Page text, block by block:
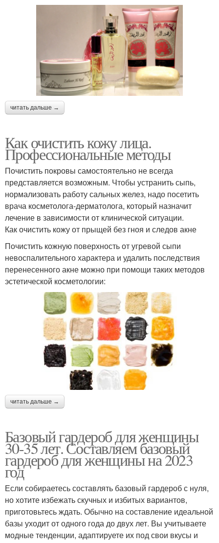
читать дальше →
Как очистить кожу лица.
Профессиональные методы
Почистить покровы самостоятельно не всегда
представляется возможным. Чтобы устранить сыпь,
нормализовать работу сальных желез, надо посетить
врача косметолога-дерматолога, который назначит
лечение в зависимости от клинической ситуации.
Как очистить кожу от прыщей без гноя и следов акне
Почистить кожную поверхность от угревой сыпи
невоспалительного характера и удалить последствия
перенесенного акне можно при помощи таких методов
эстетической косметологии:
читать дальше →
Базовый гардероб для женщины
30-35 лет. Составляем базовый
гардероб для женщины на 2023
год
Если собираетесь составлять базовый гардероб с нуля,
но хотите избежать скучных и избитых вариантов,
приготовьтесь ждать. Обычно на составление идеальной
базы уходит от одного года до двух лет. Вы учитываете
модные тенденции, адаптируете их под свои вкусы и